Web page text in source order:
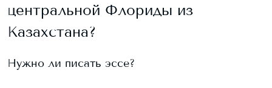
центральной Флориды из
Казахстана?
Нужно ли писать эссе?